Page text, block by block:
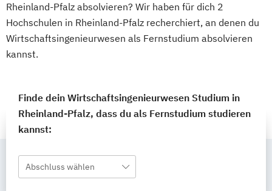
Rheinland-Pfalz absolvieren? Wir haben für dich 2
Hochschulen in Rheinland-Pfalz recherchiert, an denen du
Wirtschaftsingenieurwesen als Fernstudium absolvieren
kannst.
Finde dein Wirtschaftsingenieurwesen Studium in
Rheinland-Pfalz, dass du als Fernstudium studieren
kannst:
Abschluss wählen